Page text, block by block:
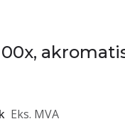
Eks. MVA